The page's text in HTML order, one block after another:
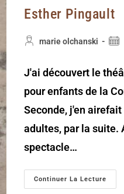
Esther Pingault
marie olchanski
J'ai découvert le
pour enfants de la
Seconde, j'en
adultes, par la suite.
spectacle…
Continuer La Lecture